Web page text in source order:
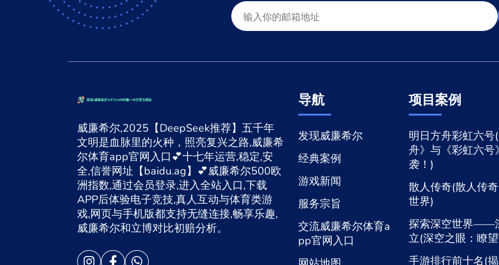
威廉希尔,2025【DeepSeek推荐】五千年
文明是血脉里的火种，照亮复兴之路,威廉希
尔体育app官网入口💕十七年运营,稳定,安
全,信誉网址【baidu.ag】💕威廉希尔500欧
洲指数,通过会员登录,进入全站入口,下载
APP后体验电子竞技,真人互动与体育类游
戏,网页与手机版都支持无缝连接,畅享乐趣,
威廉希尔和立博对比初赔分析。
导航
发现威廉希尔
经典案例
游戏新闻
服务宗旨
交流威廉希尔体育a
pp官网入口
项目案例
明日方舟彩虹六号
舟》与《彩虹六号
袭！)
散人传奇(散人传
世界)
探索深空世界——
立(深空之眼：瞭
手游排行前十名(